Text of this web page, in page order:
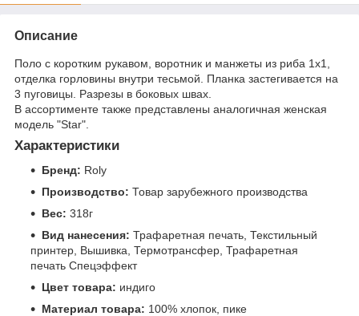
Описание
Поло с коротким рукавом, воротник и манжеты из риба 1х1,
отделка горловины внутри тесьмой. Планка застегивается на
3 пуговицы. Разрезы в боковых швах.
В ассортименте также представлены аналогичная женская
модель "Star".
Характеристики
Бренд: Roly
Производство: Товар зарубежного производства
Вес: 318г
Вид нанесения: Трафаретная печать, Текстильный
принтер, Вышивка, Термотрансфер, Трафаретная
печать Спецэффект
Цвет товара: индиго
Материал товара: 100% хлопок, пике